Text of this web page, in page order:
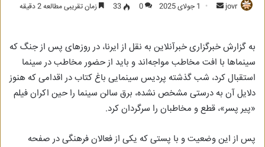
jovr
ارسال 1 جولای 2025 0
33 زمان تقریبی مطالعه 2 دقیقه
به گزارش خبرگزاری خبرآنلاین به نقل از ایرنا، در روزهای پس از جنگ که
سینماها با افت مخاطب مواجه‌اند و باید از حضور مخاطب در سینما
استقبال کرد، شب گذشته پردیس سینمایی باغ کتاب در اقدامی که هنوز
دلایل آن به درستی مشخص نشده، برق سالن سینما را حین اکران فیلم
«پیر پسر»، قطع و مخاطبان را سرگردان کرد.
پس از این وضعیت و با پستی که یکی از فعالان فرهنگی در صفحه